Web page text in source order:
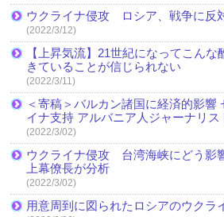
ウクライナ侵攻 ロシア、戦争に反
(2022/3/12)
【上昇気流】21世紀になってこん
きていることが信じられない
(2022/3/11)
＜寄稿＞バルカン諸国に経済的影響
イナ支持 アルバニア人ジャーナリ
(2022/3/02)
ウクライナ侵攻 台湾海峡にどう
上幕僚長が分析
(2022/3/02)
用意周到に図られたロシアのウクラ